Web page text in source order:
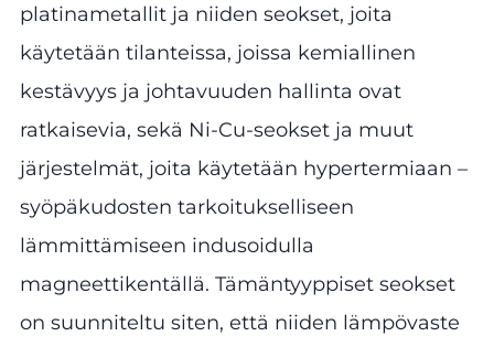
platinametallit ja niiden seokset, joita
käytetään tilanteissa, joissa kemiallinen
kestävyys ja johtavuuden hallinta ovat
ratkaisevia, sekä Ni-Cu-seokset ja muut
järjestelmät, joita käytetään hypertermiaan –
syöpäkudosten tarkoitukselliseen
lämmittämiseen indusoidulla
magneettikentällä. Tämäntyyppiset seokset
on suunniteltu siten, että niiden lämpövaste